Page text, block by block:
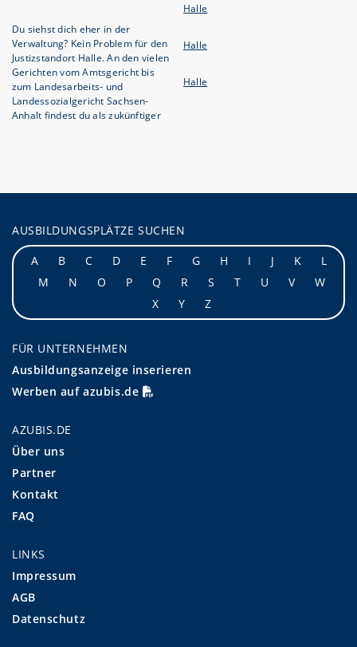
Du siehst dich eher in der
Verwaltung? Kein Problem für den
Justizstandort Halle. An den vielen
Gerichten vom Amtsgericht bis
zum Landesarbeits- und
Landessozialgericht Sachsen-
Anhalt findest du als zukünftiger
Halle
Halle
Halle
AUSBILDUNGSPLÄTZE SUCHEN
A
B C D E F G H I J K
L
M
N O P Q R S T U V
W
X
Y Z
FÜR UNTERNEHMEN
Ausbildungsanzeige inserieren
Werben auf azubis.de
AZUBIS.DE
Über uns
Partner
Kontakt
FAQ
LINKS
Impressum
AGB
Datenschutz